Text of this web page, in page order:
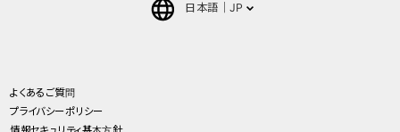
日本語 JP
よくあるご質問
プライバシーポリシー